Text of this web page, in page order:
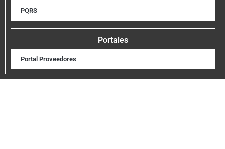
PQRS
Portales
Portal Proveedores